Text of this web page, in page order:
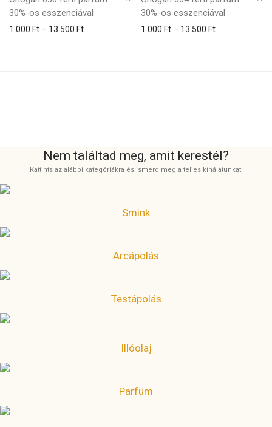
30%-os esszenciával
1.000 Ft – 13.500 FtÁrtartomány: 1.000 Ft - 13.500 Ft
30%-os esszenciával
1.000 Ft – 13.500 FtÁrtartomány:
Nem találtad meg, amit kerestél?
Kattints az alábbi kategóriákra és ismerd meg a teljes kínálatunkat!
Smink
Arcápolás
Testápolás
Illóolaj
Parfüm